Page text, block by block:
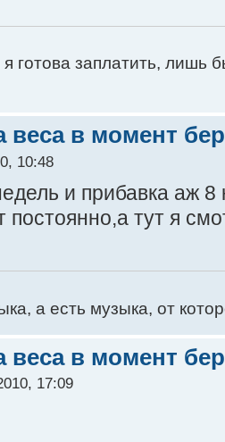
готова заплатить, лишь
веса в момент
10:48
и прибавка аж 8
постоянно,а тут я
а есть музыка, от
веса в момент
17:09